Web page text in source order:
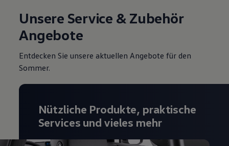
Unsere Service & Zubehör
Angebote
Entdecken Sie unsere aktuellen Angebote für den
Sommer.
Nützliche Produkte, praktische
Services und vieles mehr